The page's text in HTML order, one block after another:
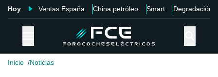
Hoy Ventas España China petróleo Smart Degradación
Inicio Noticias